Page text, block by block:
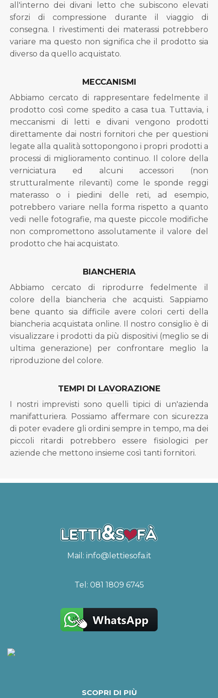
all'interno dei divani letto che subiscono elevati
sforzi di compressione durante il viaggio di
consegna. I rivestimenti dei materassi potrebbero
variare ma questo non significa che il prodotto sia
diverso da quello acquistato.
MECCANISMI
Abbiamo cercato di rappresentare fedelmente il
prodotto così come spedito a casa tua. Tuttavia, i
meccanismi di letti e divani vengono prodotti
direttamente dai nostri fornitori che per questioni
legate alla qualità sottopongono i propri prodotti a
processi di miglioramento continuo. Il colore della
verniciatura ed alcuni accessori (non
strutturalmente rilevanti) come le sponde reggi
materasso o i piedini delle reti, ad esempio,
potrebbero variare nella forma rispetto a quanto
vedi nelle fotografie, ma queste piccole modifiche
non compromettono assolutamente il valore del
prodotto che hai acquistato.
BIANCHERIA
Abbiamo cercato di riprodurre fedelmente il
colore della biancheria che acquisti. Sappiamo
bene quanto sia difficile avere colori certi della
biancheria acquistata online. Il nostro consiglio è di
visualizzare i prodotti da più dispositivi (meglio se di
ultima generazione) per confrontare meglio la
riproduzione del colore.
TEMPI DI LAVORAZIONE
I nostri imprevisti sono quelli tipici di un'azienda
manifatturiera. Possiamo affermare con sicurezza
di poter evadere gli ordini sempre in tempo, ma dei
piccoli ritardi potrebbero essere fisiologici per
aziende che mettono insieme così tanti fornitori.
Mail: info@lettiesofa.it
Tel: 081 1809 6745
SCOPRI DI PIÙ